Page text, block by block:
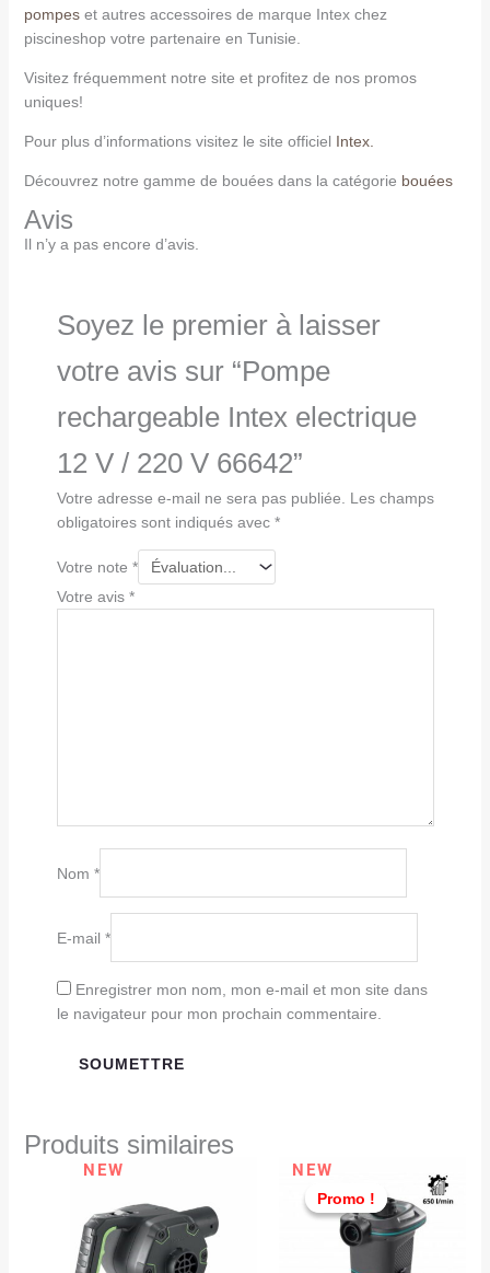
pompeset autres accessoires de marque Intex chez
piscineshop votre partenaire en Tunisie.
Visitez fréquemment notre site et profitez de nos promos
uniques!
Pour plus d’informations visitez le site officiel Intex.
Découvrez notre gamme de bouées dans la catégorie bouées
Avis
Il n’y a pas encore d’avis.
Soyez le premier à laisser
votre avis sur “Pompe
rechargeable Intex electrique
12 V / 220 V 66642”
Votre adresse e-mail ne sera pas publiée.
Les champs
obligatoires sont indiqués avec *
Votre note *
Votre avis *
Nom *
E-mail *
Enregistrer mon nom, mon e-mail et mon site dans
le navigateur pour mon prochain commentaire.
Produits similaires
NEW
Promo !
NEW
Promo !initial
était :
TND
189,000.